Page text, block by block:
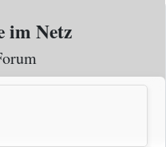
im Netz